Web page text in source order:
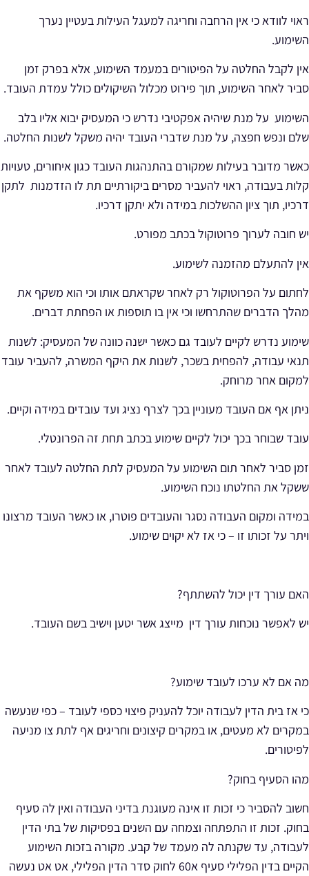
ראוי לוודא כי אין הרחבה וחריגה למעגל העילות בעטיין נערך
השימוע.
אין לקבל החלטה על הפיטורים במעמד השימוע, אלא בפרק זמן
סביר לאחר השימוע, תוך פירוט מכלול השיקולים כולל עמדת העובד.
השימוע על מנת שיהיה אפקטיבי נדרש כי המעסיק יבוא אליו בלב
שלם ונפש חפצה, על מנת שדברי העובד יהיה משקל לשנות החלטה.
כאשר מדובר בעילות שמקורם בהתנהגות העובד כגון איחורים, טעויות
קלות בעבודה, ראוי להעביר מסרים ביקורתיים תת לו הזדמנות לתקן
דרכיו, תוך ציון ההשלכות במידה ולא יתקן דרכיו.
יש חובה לערוך פרוטוקול בכתב מפורט.
אין להתעלם מהזמנה לשימוע.
לחתום על הפרוטוקול רק לאחר שקראתם אותו וכי הוא משקף את
מהלך הדברים שהתרחשו וכי אין בו תוספות או הפחתת דברים.
שימוע נדרש לקיים לעובד גם כאשר ישנה כוונה של המעסיק: לשנות
תנאי עבודה, להפחית בשכר, לשנות את היקף המשרה, להעביר עובד
למקום אחר מרוחק.
ניתן אף אם העובד מעוניין בכך לצרף נציג ועד עובדים במידה וקיים.
עובד שבוחר בכך יכול לקיים שימוע בכתב תחת זה הפרונטלי.
זמן סביר לאחר תום השימוע על המעסיק לתת החלטה לעובד לאחר
ששקל את החלטתו נוכח השימוע.
במידה ומקום העבודה נסגר והעובדים פוטרו, או כאשר העובד מרצונו
ויתר על זכותו זו – כי אז לא יקוים שימוע.
האם עורך דין יכול להשתתף?
יש לאפשר נוכחות עורך דין מייצג אשר יטען וישיב בשם העובד.
מה אם לא ערכו לעובד שימוע?
כי אז בית הדין לעבודה יוכל להעניק פיצוי כספי לעובד – כפי שנעשה
במקרים לא מעטים, או במקרים קיצונים וחריגים אף לתת צו מניעה
לפיטורים.
מהו הסעיף בחוק?
חשוב להסביר כי זכות זו אינה מעוגנת בדיני העבודה ואין לה סעיף
בחוק. זכות זו התפתחה וצמחה עם השנים בפסיקות של בתי הדין
לעבודה, עד שקנתה לה מעמד של קבע. מקורה בזכות השימוע
הקיים בדין הפלילי סעיף א60 לחוק סדר הדין הפלילי, אט אט נעשה